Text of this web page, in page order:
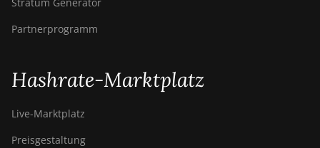
Partnerprogramm
Hashrate-Marktplatz
Live-Marktplatz
Preisgestaltung